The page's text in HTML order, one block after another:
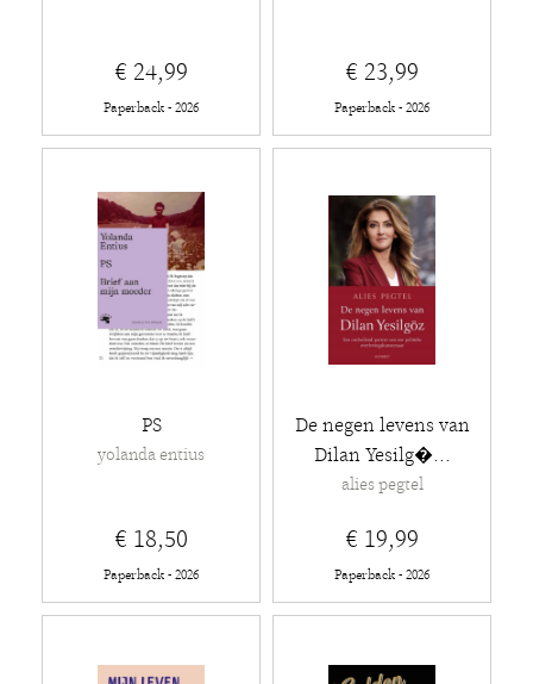
€ 24,99
Paperback - 2026
€ 23,99
Paperback - 2026
PS
yolanda entius
€ 18,50
Paperback - 2026
De negen levens van
Dilan Yesilg�...
alies pegtel
€ 19,99
Paperback - 2026